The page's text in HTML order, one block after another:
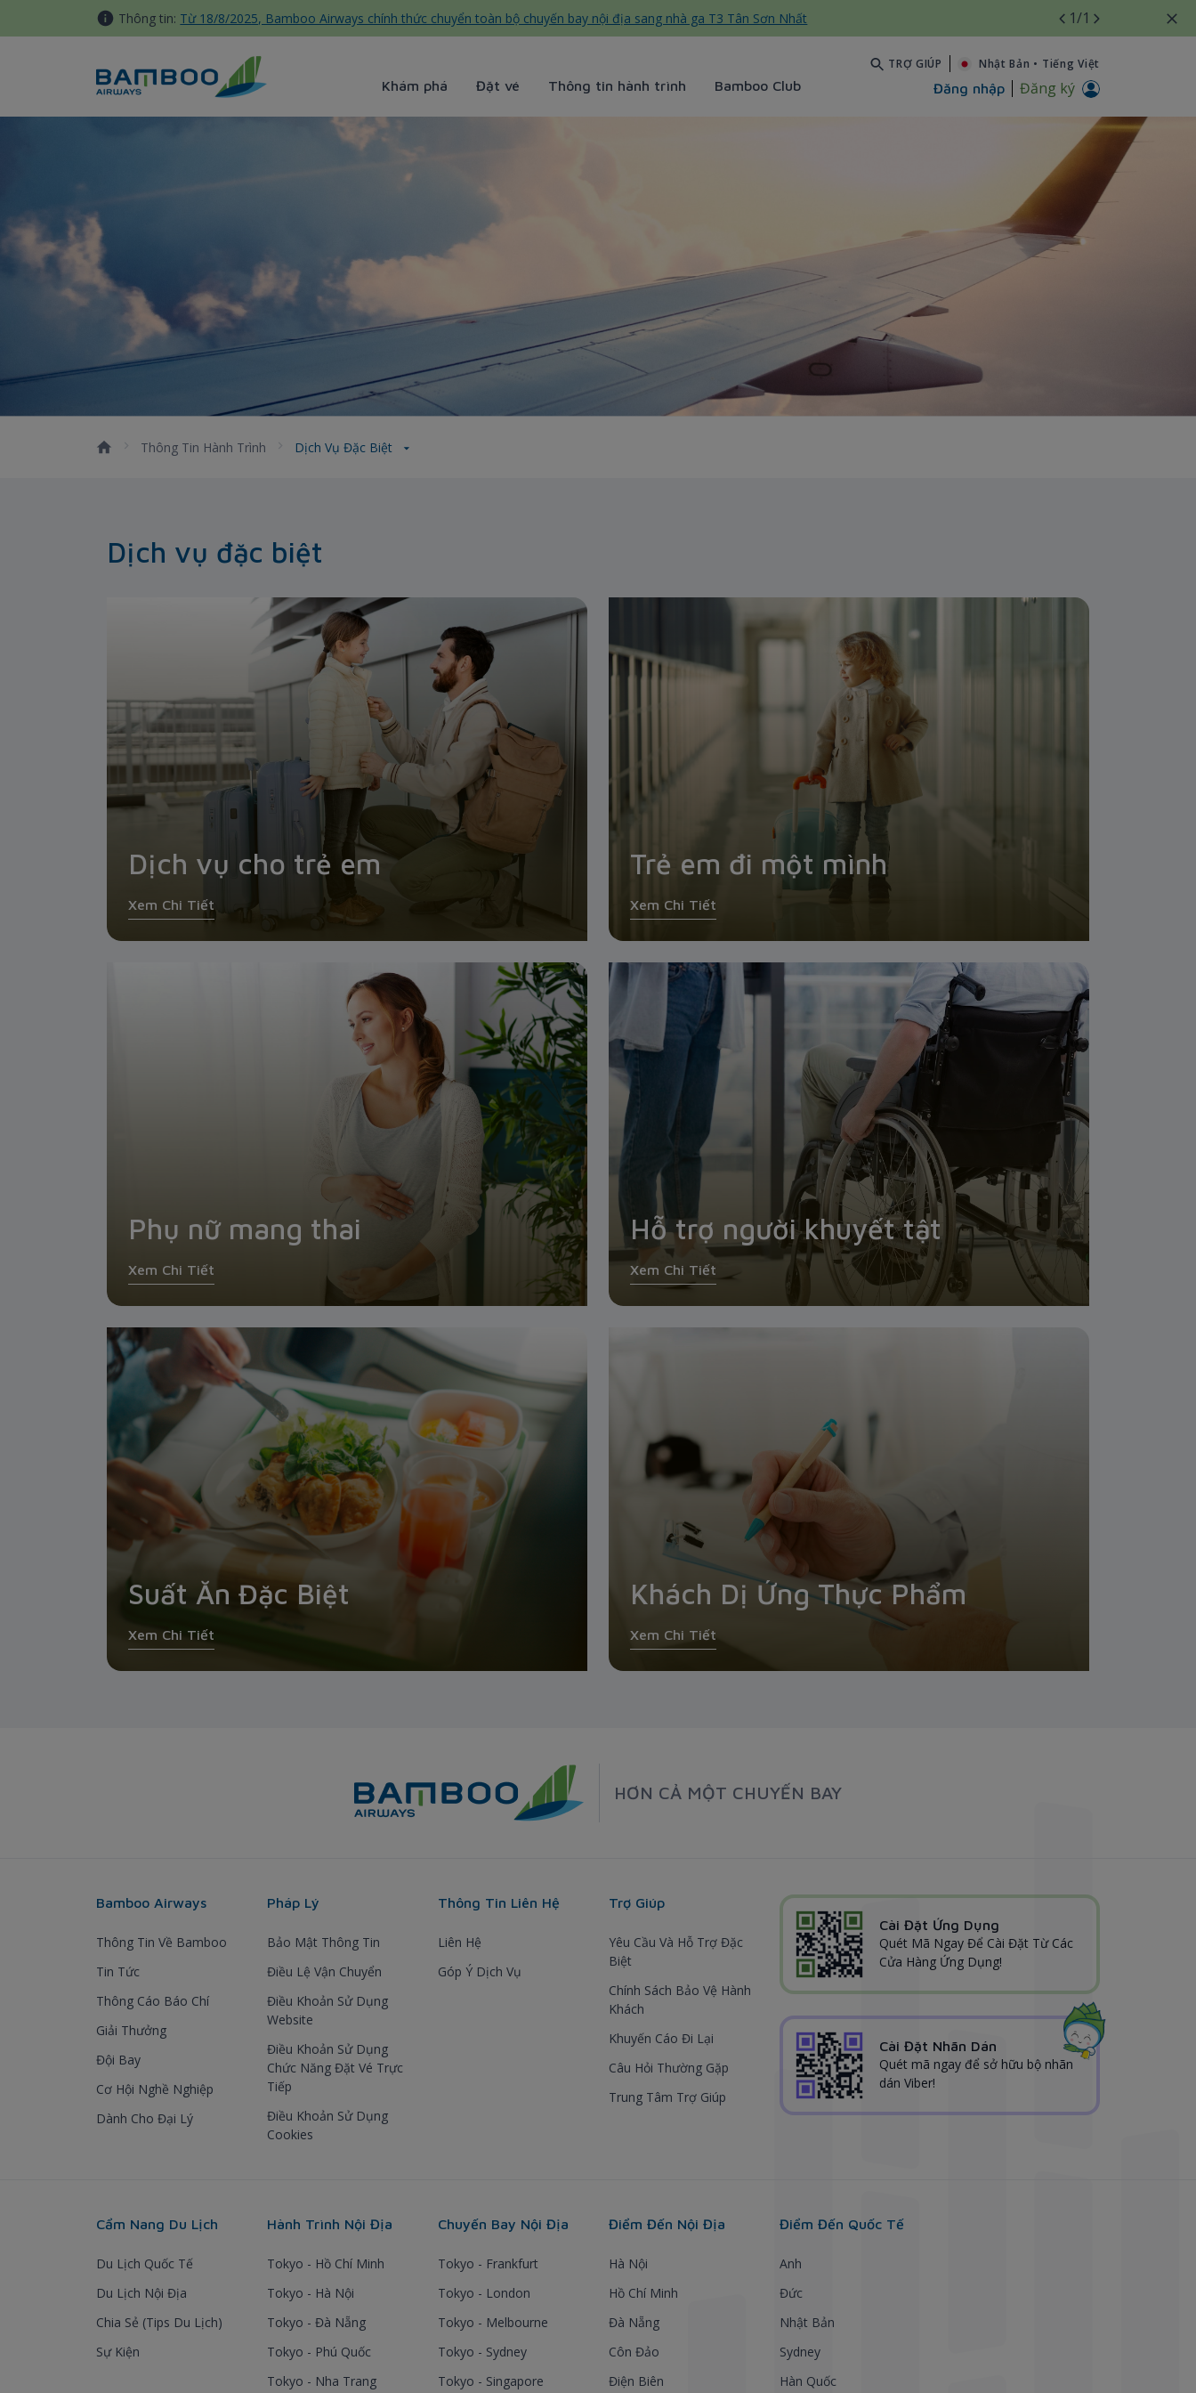
Truy cập nội dung luôn
Thông tin: Từ 18/8/2025, Bamboo Airways chính thức chuyển toàn bộ chuyến bay nội địa sang nhà ga T3 Tân Sơn Nhất 1/1
Khám phá Đặt vé Thông tin hành trình Bamboo Club
TRỢ GIÚP Nhật Bản • Tiếng Việt
Đăng nhập Đăng ký
Dịch vụ đặc biệt - Bamboo Airways
Thông Tin Hành Trình Dịch Vụ Đặc Biệt
Dịch vụ đặc biệt
Dịch vụ cho trẻ em
Xem Chi Tiết
Trẻ em đi một mình
Xem Chi Tiết
Phụ nữ mang thai
Xem Chi Tiết
Hỗ trợ người khuyết tật
Xem Chi Tiết
Suất Ăn Đặc Biệt
Xem Chi Tiết
Khách Dị Ứng Thực Phẩm
Xem Chi Tiết
HƠN CẢ MỘT CHUYẾN BAY
Bamboo Airways
Thông Tin Về Bamboo
Tin Tức
Thông Cáo Báo Chí
Giải Thưởng
Đội Bay
Cơ Hội Nghề Nghiệp
Dành Cho Đại Lý
Pháp Lý
Bảo Mật Thông Tin
Điều Lệ Vận Chuyển
Điều Khoản Sử Dụng
Website
Điều Khoản Sử Dụng
Chức Năng Đặt Vé Trực
Tiếp
Điều Khoản Sử Dụng
Cookies
Thông Tin Liên Hệ
Liên Hệ
Góp Ý Dịch Vụ
Trợ Giúp
Yêu Cầu Và Hỗ Trợ Đặc
Biệt
Chính Sách Bảo Vệ Hành
Khách
Khuyến Cáo Đi Lại
Câu Hỏi Thường Gặp
Trung Tâm Trợ Giúp
Cài Đặt Ứng Dụng
Quét Mã Ngay Để Cài Đặt Từ Các
Cửa Hàng Ứng Dụng!
Cài Đặt Nhãn Dán
Quét mã ngay để sở hữu bộ nhãn
dán Viber!
Cẩm Nang Du Lịch
Du Lịch Quốc Tế
Du Lịch Nội Địa
Chia Sẻ (Tips Du Lịch)
Sự Kiện
Hành Trình Nội Địa
Tokyo - Hồ Chí Minh
Tokyo - Hà Nội
Tokyo - Đà Nẵng
Tokyo - Phú Quốc
Tokyo - Nha Trang
Chuyến Bay Nội Địa
Tokyo - Frankfurt
Tokyo - London
Tokyo - Melbourne
Tokyo - Sydney
Tokyo - Singapore
Điểm Đến Nội Địa
Hà Nội
Hồ Chí Minh
Đà Nẵng
Côn Đảo
Điện Biên
Điểm Đến Quốc Tế
Anh
Đức
Nhật Bản
Sydney
Hàn Quốc